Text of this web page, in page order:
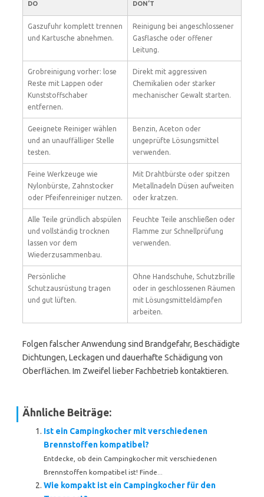
DO DON’T
Gaszufuhr komplett trennen
und Kartusche abnehmen.
Reinigung bei angeschlossener
Gasflasche oder offener
Leitung.
Grobreinigung vorher: lose
Reste mit Lappen oder
Kunststoffschaber
entfernen.
Direkt mit aggressiven
Chemikalien oder starker
mechanischer Gewalt starten.
Geeignete Reiniger wählen
und an unauffälliger Stelle
testen.
Benzin, Aceton oder
ungeprüfte Lösungsmittel
verwenden.
Feine Werkzeuge wie
Nylonbürste, Zahnstocker
oder Pfeifenreiniger nutzen.
Mit Drahtbürste oder spitzen
Metallnadeln Düsen aufweiten
oder kratzen.
Alle Teile gründlich abspülen
und vollständig trocknen
lassen vor dem
Wiederzusammenbau.
Feuchte Teile anschließen oder
Flamme zur Schnellprüfung
verwenden.
Persönliche
Schutzausrüstung tragen
und gut lüften.
Ohne Handschuhe, Schutzbrille
oder in geschlossenen Räumen
mit Lösungsmitteldämpfen
arbeiten.
Folgen falscher Anwendung sind Brandgefahr, Beschädigte
Dichtungen, Leckagen und dauerhafte Schädigung von
Oberflächen. Im Zweifel lieber Fachbetrieb kontaktieren.
Ähnliche Beiträge:
Ist ein Campingkocher mit verschiedenen
Brennstoffen kompatibel?
Entdecke, ob dein Campingkocher mit verschiedenen
Brennstoffen kompatibel ist! Finde...
Wie kompakt ist ein Campingkocher für den